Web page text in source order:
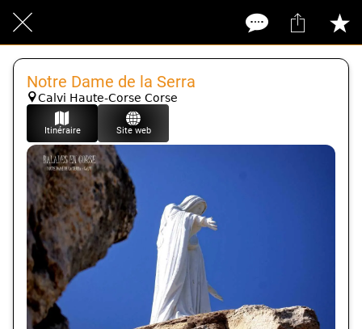
Notre Dame de la Serra
Calvi Haute-Corse Corse
Itinéraire Site web